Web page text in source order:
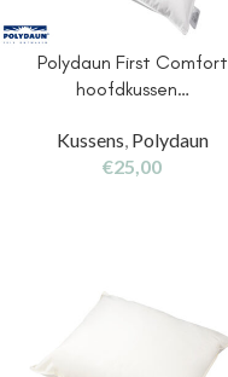
Polydaun First Comfort
hoofdkussen…
Kussens Polydaun
€25,00